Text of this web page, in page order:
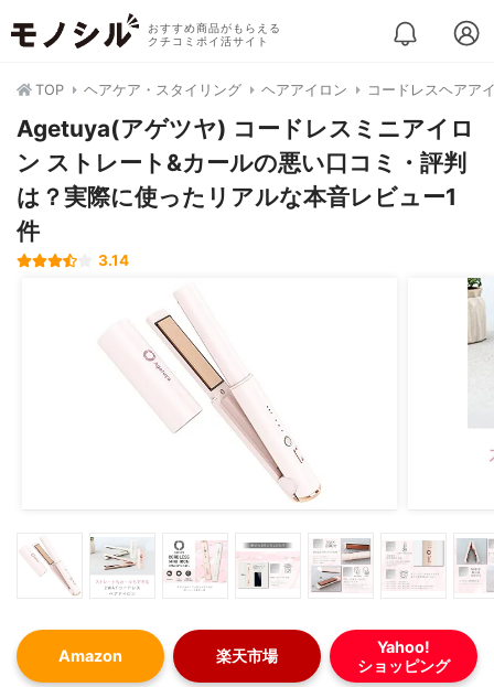
おすすめ商品がもらえる
クチコミポイ活サイト
TOP ヘアケア・スタイリング ヘアアイロン コードレスヘアア
Agetuya(アゲツヤ) コードレスミニアイロ
ン ストレート&カールの悪い口コミ・評判
は？実際に使ったリアルな本音レビュー1
件
3.14
Amazon 楽天市場
Yahoo!
ショッピング